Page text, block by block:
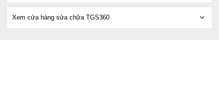
Xem cửa hàng sửa chữa TGS360